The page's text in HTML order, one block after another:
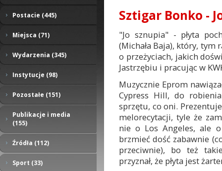
Postacie (445)
Miejsca (71)
Wydarzenia (345)
Instytucje (98)
Pozostałe (151)
Publikacje i media
(155)
Źródła (112)
Sport (33)
Sztigar Bonko -
"Jo sznupia" - płyta
(Michała Baja), który,
o przeżyciach, jakich
Jastrzębiu i pracując w
Muzycznie Eprom
Cypress Hill, do
sprzętu, co oni.
melorecytacji, tyle że
nie o Los Angeles, ale
brzmieć dość zabawnie
przeciwnie), bo też
przyznał, że płyta jest